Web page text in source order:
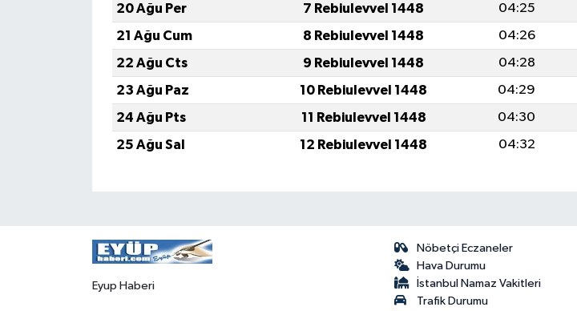
20 Ağu Per
7 Rebiulevvel 1448 04:25
21 Ağu Cum
8 Rebiulevvel 1448 04:26
22 Ağu Cts
9 Rebiulevvel 1448 04:28
23 Ağu Paz
10 Rebiulevvel 1448 04:29
24 Ağu Pts
11 Rebiulevvel 1448 04:30
25 Ağu Sal
12 Rebiulevvel 1448 04:32
Eyup Haberi
Nöbetçi Eczaneler
Hava Durumu
İstanbul Namaz Vakitleri
Trafik Durumu